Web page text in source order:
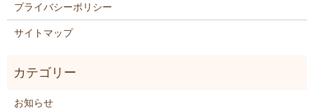
プライバシーポリシー
サイトマップ
お知らせ